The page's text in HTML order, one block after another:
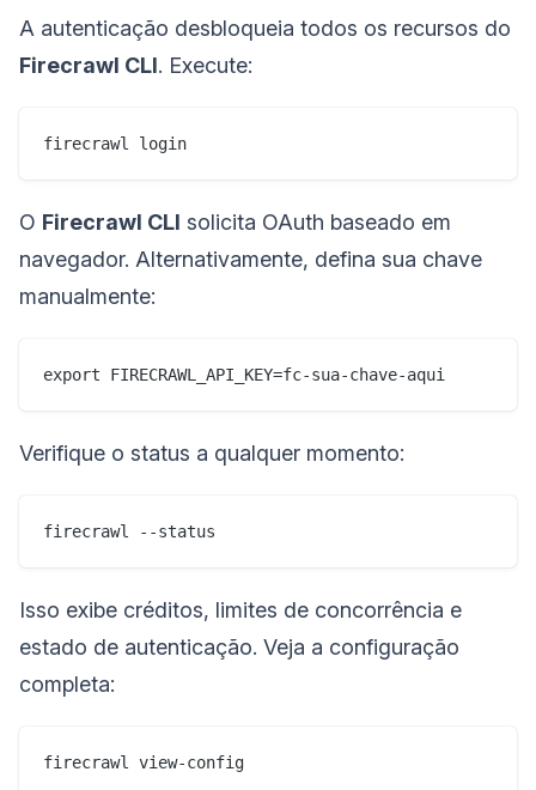
A autenticação desbloqueia todos os recursos do
Firecrawl CLI. Execute:
firecrawl login
O Firecrawl CLI solicita OAuth baseado em
navegador. Alternativamente, defina sua chave
manualmente:
export FIRECRAWL_API_KEY=fc-sua-chave-aqui
Verifique o status a qualquer momento:
firecrawl --status
Isso exibe créditos, limites de concorrência e
estado de autenticação. Veja a configuração
completa:
firecrawl view-config